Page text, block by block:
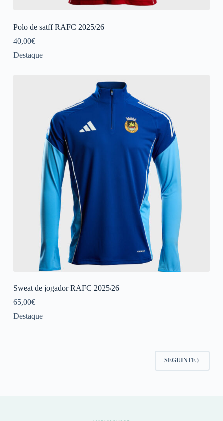
Polo de satff RAFC 2025/26
40,00€
Destaque
Sweat de jogador RAFC 2025/26
65,00€
Destaque
SEGUINTE